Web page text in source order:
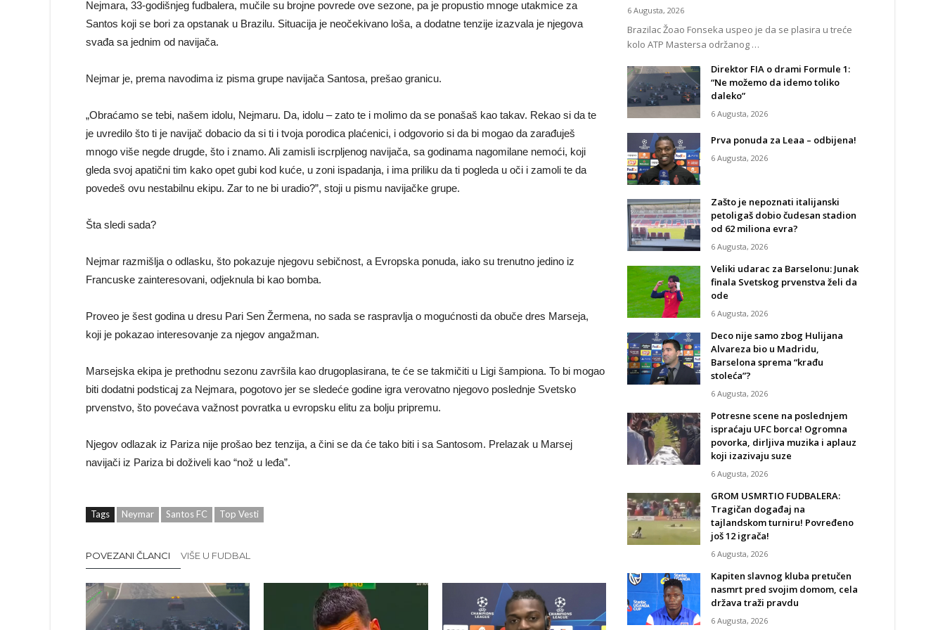
Nejmara, 33-godišnjeg fudbalera, mučile su brojne povrede ove sezone, pa je propustio mnoge utakmice za
Santos koji se bori za opstanak u Brazilu. Situacija je neočekivano loša, a dodatne tenzije izazvala je njegova
svađa sa jednim od navijača.
Nejmar je, prema navodima iz pisma grupe navijača Santosa, prešao granicu.
„Obraćamo se tebi, našem idolu, Nejmaru. Da, idolu – zato te i molimo da se ponašaš kao takav. Rekao si da te
je uvredilo što ti je navijač dobacio da si ti i tvoja porodica plaćenici, i odgovorio si da bi mogao da zarađuješ
mnogo više negde drugde, što i znamo. Ali zamisli iscrpljenog navijača, sa godinama nagomilane nemoći, koji
gleda svoj apatični tim kako opet gubi kod kuće, u zoni ispadanja, i ima priliku da ti pogleda u oči i zamoli te da
povedeš ovu nestabilnu ekipu. Zar to ne bi uradio?”, stoji u pismu navijačke grupe.
Šta sledi sada?
Nejmar razmišlja o odlasku, što pokazuje njegovu sebičnost, a Evropska ponuda, iako su trenutno jedino iz
Francuske zainteresovani, odjeknula bi kao bomba.
Proveo je šest godina u dresu Pari Sen Žermena, no sada se raspravlja o mogućnosti da obuče dres Marseja,
koji je pokazao interesovanje za njegov angažman.
Marsejska ekipa je prethodnu sezonu završila kao drugoplasirana, te će se takmičiti u Ligi šampiona. To bi mogao
biti dodatni podsticaj za Nejmara, pogotovo jer se sledeće godine igra verovatno njegovo poslednje Svetsko
prvenstvo, što povećava važnost povratka u evropsku elitu za bolju pripremu.
Njegov odlazak iz Pariza nije prošao bez tenzija, a čini se da će tako biti i sa Santosom. Prelazak u Marsej
navijači iz Pariza bi doživeli kao “nož u leđa”.
Tags Neymar Santos FC Top Vesti
POVEZANI ČLANCI VIŠE U FUDBAL
6 Augusta, 2026
Brazilac Žoao Fonseka uspeo je da se plasira u treće
kolo ATP Mastersa održanog …
Direktor FIA o drami Formule 1:
“Ne možemo da idemo toliko
daleko”
6 Augusta, 2026
Prva ponuda za Leaa – odbijena!
6 Augusta, 2026
Zašto je nepoznati italijanski
petoligaš dobio čudesan stadion
od 62 miliona evra?
6 Augusta, 2026
Veliki udarac za Barselonu: Junak
finala Svetskog prvenstva želi da
ode
6 Augusta, 2026
Deco nije samo zbog Hulijana
Alvareza bio u Madridu,
Barselona sprema “krađu
stoleća”?
6 Augusta, 2026
Potresne scene na poslednjem
ispraćaju UFC borca! Ogromna
povorka, dirljiva muzika i aplauz
koji izazivaju suze
6 Augusta, 2026
GROM USMRTIO FUDBALERA:
Tragičan događaj na
tajlandskom turniru! Povređeno
još 12 igrača!
6 Augusta, 2026
Kapiten slavnog kluba pretučen
nasmrt pred svojim domom, cela
država traži pravdu
6 Augusta, 2026